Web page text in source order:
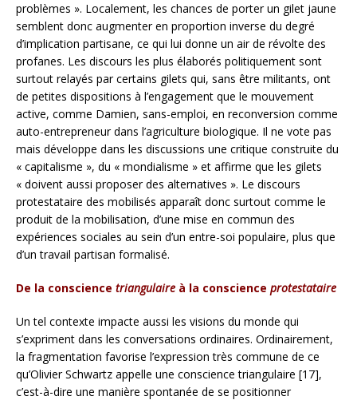
problèmes ». Localement, les chances de porter un gilet jaune
semblent donc augmenter en proportion inverse du degré
d’implication partisane, ce qui lui donne un air de révolte des
profanes. Les discours les plus élaborés politiquement sont
surtout relayés par certains gilets qui, sans être militants, ont
de petites dispositions à l’engagement que le mouvement
active, comme Damien, sans-emploi, en reconversion comme
auto-entrepreneur dans l’agriculture biologique. Il ne vote pas
mais développe dans les discussions une critique construite du
« capitalisme », du « mondialisme » et affirme que les gilets
« doivent aussi proposer des alternatives ». Le discours
protestataire des mobilisés apparaît donc surtout comme le
produit de la mobilisation, d’une mise en commun des
expériences sociales au sein d’un entre-soi populaire, plus que
d’un travail partisan formalisé.
De la conscience triangulaire à la conscience protestataire
Un tel contexte impacte aussi les visions du monde qui
s’expriment dans les conversations ordinaires. Ordinairement,
la fragmentation favorise l’expression très commune de ce
qu’Olivier Schwartz appelle une conscience triangulaire [17],
c’est-à-dire une manière spontanée de se positionner